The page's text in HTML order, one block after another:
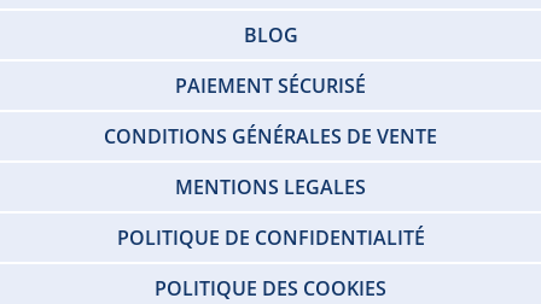
BLOG
PAIEMENT SÉCURISÉ
CONDITIONS GÉNÉRALES DE VENTE
MENTIONS LEGALES
POLITIQUE DE CONFIDENTIALITÉ
POLITIQUE DES COOKIES